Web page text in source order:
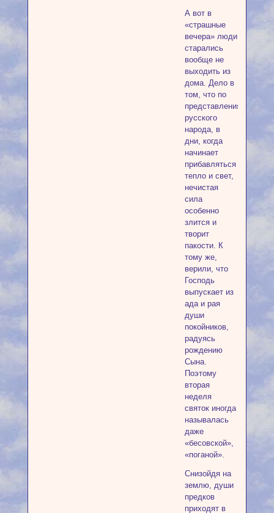
А вот в
«страшные
вечера» люди
старались
вообще не
выходить из
дома. Дело в
том, что по
представлениям
русского
народа, в
дни, когда
начинает
прибавляться
тепло и свет,
нечистая
сила
особенно
злится и
творит
пакости. К
тому же,
верили, что
Господь
выпускает из
ада и рая
души
покойников,
радуясь
рождению
Сына.
Поэтому
вторая
неделя
святок иногда
называлась
даже
«бесовской»,
«поганой».
Снизойдя на
землю, души
предков
приходят в